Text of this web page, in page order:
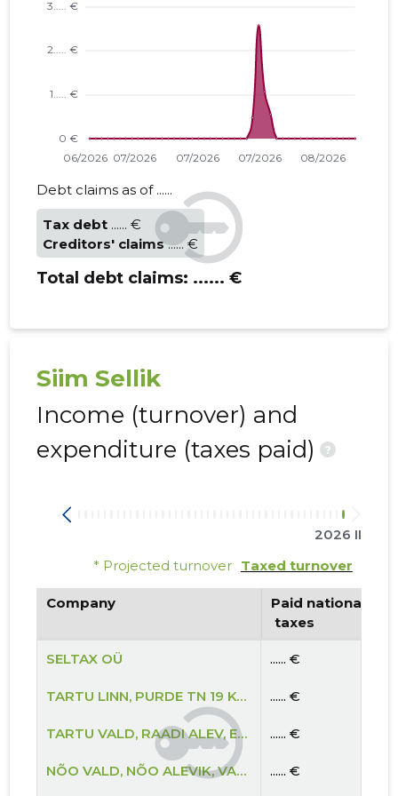
Debt claims as of ......
Tax debt ...... €
Creditors' claims ...... €
Total debt claims: ...... €
Siim Sellik
Income (turnover) and
expenditure (taxes paid)
?
2026 II
* Projected turnover Taxed turnover
Company
Paid national
taxes
SELTAX OÜ ...... €
TARTU LINN, PURDE TN 19 KORTERIÜHISTU ...... €
TARTU VALD, RAADI ALEV, ERMI TN 2 KORTERIÜHISTU ...... €
NÕO VALD, NÕO ALEVIK, VAHE TN 1 KORTERIÜHISTU ...... €